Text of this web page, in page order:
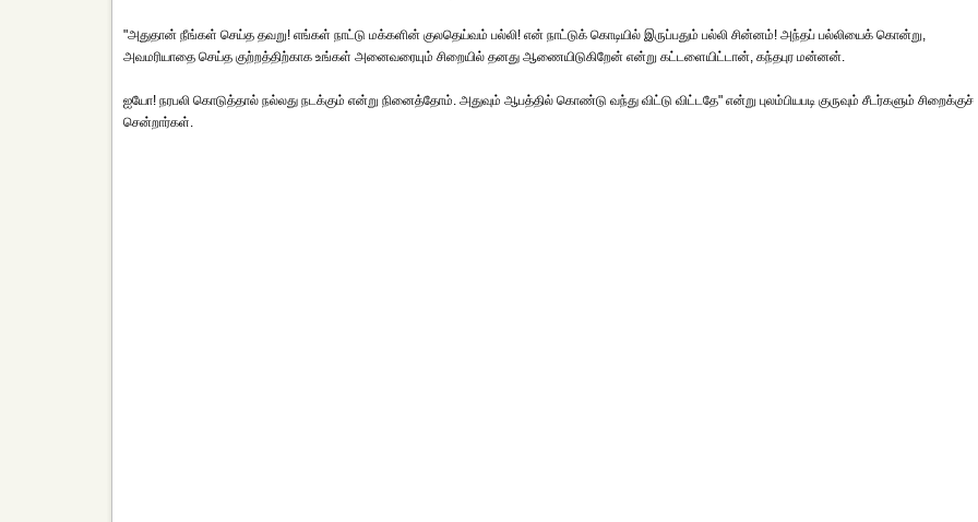
"அதுதான் நீங்கள் செய்த தவறு! எங்கள் நாட்டு மக்களின் குலதெய்வம் பல்லி! என் நாட்டுக் கொடியில் இருப்பதும் பல்லி சின்னம்! அந்தப் பல்லியைக் கொன்று,
அவமரியாதை செய்த குற்றத்திற்காக உங்கள் அனைவரையும் சிறையில் தனது ஆணையிடுகிறேன் என்று கட்டளையிட்டான், கந்தபுர மன்னன்.
ஐயோ! நரபலி கொடுத்தால் நல்லது நடக்கும் என்று நினைத்தோம். அதுவும் ஆபத்தில் கொண்டு வந்து விட்டு விட்டதே" என்று புலம்பியபடி குருவும் சீடர்களும் சிறைக்குச்
சென்றார்கள்.